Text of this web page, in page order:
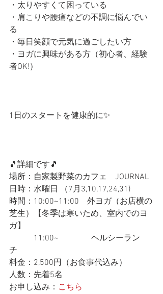
・太りやすくて困っている
・肩こりや腰痛などの不調に悩んでい
る
・毎日笑顔で元気に過ごしたい方
・ヨガに興味がある方（初心者、経験
者OK!）
1日のスタートを健康的に✨
🎵詳細です🎵
場所：自家製野菜のカフェ　JOURNAL
日時：水曜日 （7月3,10,17,24,31)
時間：10:00~11:00　外ヨガ（お店横の
芝生）【冬季は寒いため、室内でのヨ
ガ】
11:00~　　　　ヘルシーラン
チ
料金：2,500円（お食事代込み）
人数：先着5名
お申し込み： こちら